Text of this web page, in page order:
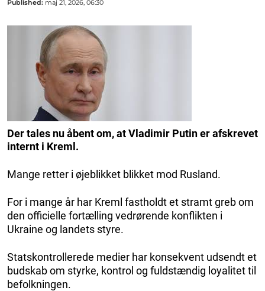
Published: maj 21, 2026, 06:30
Der tales nu åbent om, at Vladimir Putin er afskrevet
internt i Kreml.
Mange retter i øjeblikket blikket mod Rusland.
For i mange år har Kreml fastholdt et stramt greb om
den officielle fortælling vedrørende konflikten i
Ukraine og landets styre.
Statskontrollerede medier har konsekvent udsendt et
budskab om styrke, kontrol og fuldstændig loyalitet til
befolkningen.